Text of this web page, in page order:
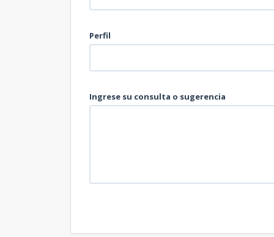
Perfil
Ingrese su consulta o sugerencia